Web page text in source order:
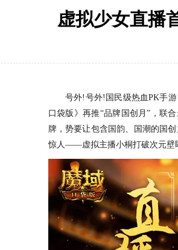
虚拟少女直播
号外!号外!国民级热血PK手游
口袋版》再推“品牌国创月”，联
牌，势要让包含国韵、国潮的国
惊人——虚拟主播小桐打破次元壁